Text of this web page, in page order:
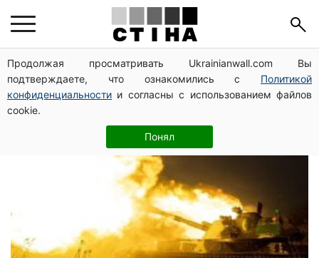
Продолжая просматривать Ukrainianwall.com Вы
подтверждаете, что ознакомились с Политикой
конфиденциальности и согласны с использованием файлов
cookie.
Понял
потери